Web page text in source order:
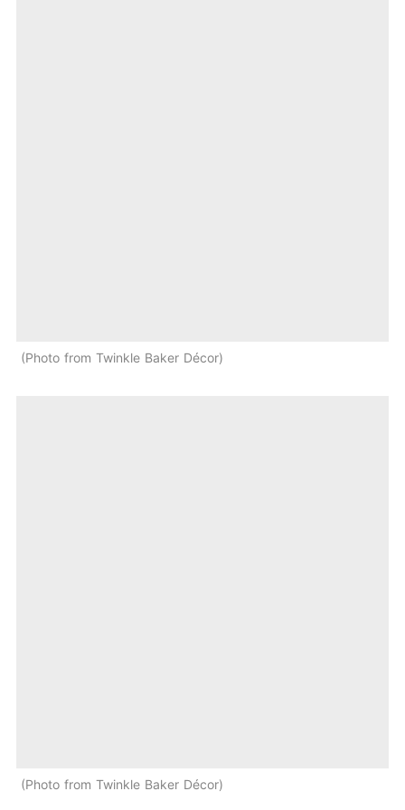
Photo from Twinkle Baker Décor
Photo from Twinkle Baker Décor